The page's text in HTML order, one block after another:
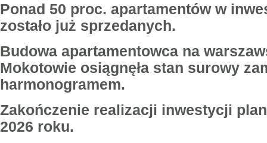
Ponad 50 proc. apartamentów w
zostało już sprzedanych.
Budowa apartamentowca na
Mokotowie osiągnęła stan surowy
harmonogramem.
Zakończenie realizacji inwestycji
2026 roku.